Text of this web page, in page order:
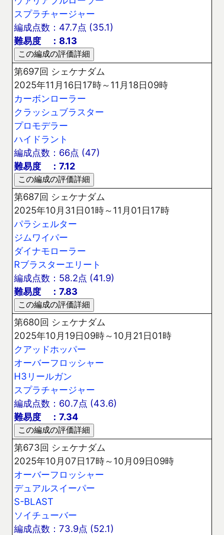
スプラチャージャー
編成点数：47.7点 (35.1)
難易度 ：8.13
第697回 シェケナダム
2025年11月16日17時～11月18日09時
カーボンローラー
クラッシュブラスター
プロモデラー
ハイドラント
編成点数：66点 (47)
難易度 ：7.12
第687回 シェケナダム
2025年10月31日01時～11月01日17時
パラシェルター
ジムワイパー
ダイナモローラー
Rブラスターエリート
編成点数：58.2点 (41.9)
難易度 ：7.83
第680回 シェケナダム
2025年10月19日09時～10月21日01時
クアッドホッパー
オーバーフロッシャー
H3リールガン
スプラチャージャー
編成点数：60.7点 (43.6)
難易度 ：7.34
第673回 シェケナダム
2025年10月07日17時～10月09日09時
オーバーフロッシャー
デュアルスイーパー
S-BLAST
ソイチューバー
編成点数：73.9点 (52.1)